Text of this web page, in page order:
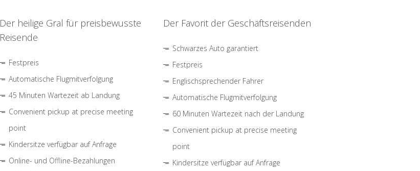
Der heilige Gral für preisbewusste
Reisende
Festpreis
Automatische Flugmitverfolgung
45 Minuten Wartezeit ab Landung
Convenient pickup at precise meeting
point
Kindersitze verfügbar auf Anfrage
Online- und Offline-Bezahlungen
Der Favorit der Geschäftsreisenden
Schwarzes Auto garantiert
Festpreis
Englischsprechender Fahrer
Automatische Flugmitverfolgung
60 Minuten Wartezeit nach der Landung
Convenient pickup at precise meeting
point
Kindersitze verfügbar auf Anfrage